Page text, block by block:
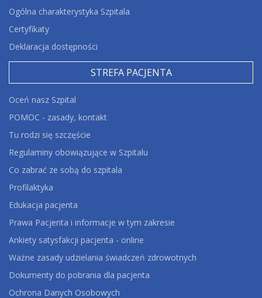
Ogólna charakterystyka Szpitala
Certyfikaty
Deklaracja dostępności
STREFA PACJENTA
Oceń nasz Szpital
POMOC - zasady, kontakt
Tu rodzi się szczęście
Regulaminy obowiązujące w Szpitalu
Co zabrać ze sobą do szpitala
Profilaktyka
Edukacja pacjenta
Prawa Pacjenta i informacje w tym zakresie
Ankiety satysfakcji pacjenta - online
Ważne zasady udzielania świadczeń zdrowotnych
Dokumenty do pobrania dla pacjenta
Ochrona Danych Osobowych